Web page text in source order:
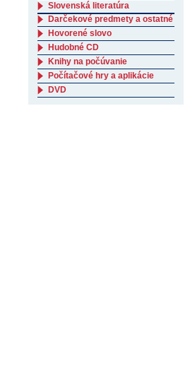
Slovenská literatúra
Darčekové predmety a ostatné
Hovorené slovo
Hudobné CD
Knihy na počúvanie
Počítačové hry a aplikácie
DVD